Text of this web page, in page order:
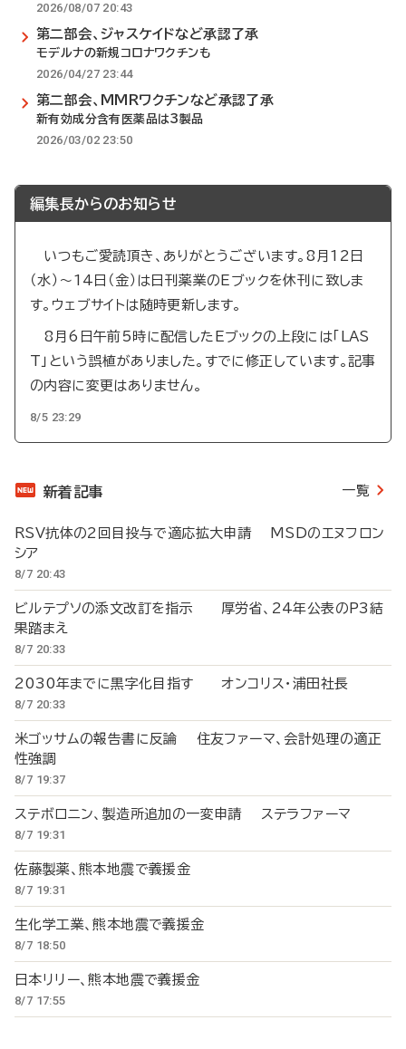
2026/08/07 20:43
第二部会、ジャスケイドなど承認了承
モデルナの新規コロナワクチンも
2026/04/27 23:44
第二部会、MMRワクチンなど承認了承
新有効成分含有医薬品は3製品
2026/03/02 23:50
編集長からのお知らせ
いつもご愛読頂き、ありがとうございます。8月12日
（水）～14日（金）は日刊薬業のEブックを休刊に致しま
す。ウェブサイトは随時更新します。
8月6日午前5時に配信したEブックの上段には「LAS
T」という誤植がありました。すでに修正しています。記事
の内容に変更はありません。
8/5 23:29
新着記事 一覧
RSV抗体の2回目投与で適応拡大申請 MSDのエヌフロン
シア
8/7 20:43
ビルテプソの添文改訂を指示 厚労省、24年公表のP3結
果踏まえ
8/7 20:33
2030年までに黒字化目指す オンコリス・浦田社長
8/7 20:33
米ゴッサムの報告書に反論 住友ファーマ、会計処理の適正
性強調
8/7 19:37
ステボロニン、製造所追加の一変申請 ステラファーマ
8/7 19:31
佐藤製薬、熊本地震で義援金
8/7 19:31
生化学工業、熊本地震で義援金
8/7 18:50
日本リリー、熊本地震で義援金
8/7 17:55